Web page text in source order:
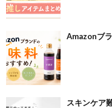
Amazonブ
スキンケア